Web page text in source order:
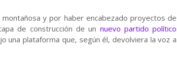
y por haber encabezado proyectos de
de construcción de un nuevo partido político
una plataforma que, según él, devolviera la voz a